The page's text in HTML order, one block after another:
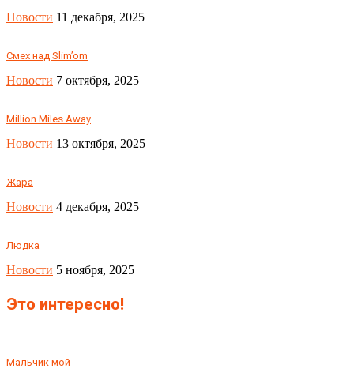
Новости 11 декабря, 2025
Смех над Slim’om
Новости 7 октября, 2025
Million Miles Away
Новости 13 октября, 2025
Жара
Новости 4 декабря, 2025
Людка
Новости 5 ноября, 2025
Это интересно!
Мальчик мой